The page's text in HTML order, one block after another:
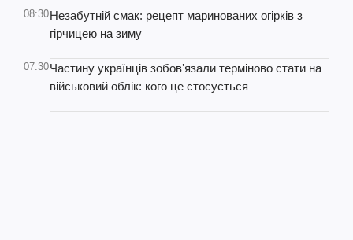
08:30Незабутній смак: рецепт маринованих огірків з
гірчицею на зиму
07:30Частину українців зобовʼязали терміново стати на
військовий облік: кого це стосується